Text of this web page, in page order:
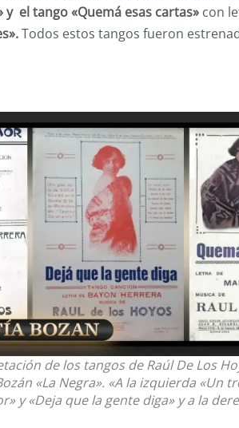
y el tango «Quemá esas cartas» con
Todos estos tangos fueron
de los tangos de Raúl De Los
«La Negra». «A la izquierda «Un
y «Deja que la gente diga» y a la